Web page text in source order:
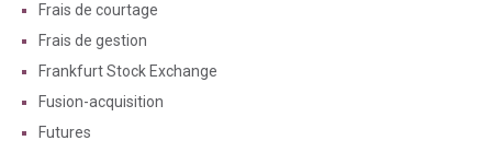
Frais de courtage
Frais de gestion
Frankfurt Stock Exchange
Fusion-acquisition
Futures